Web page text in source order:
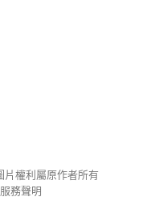
片權利屬原作者所有
服務聲明